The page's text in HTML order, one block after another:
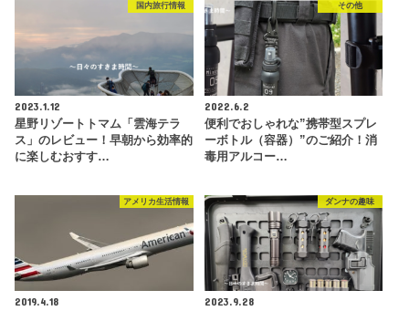
国内旅行情報
2023.1.12
星野リゾートトマム「雲海テラ
ス」のレビュー！早朝から効率的
に楽しむおすす…
その他
2022.6.2
便利でおしゃれな”携帯型スプレ
ーボトル（容器）”のご紹介！消
毒用アルコー…
アメリカ生活情報
2019.4.18
ダンナの趣味
2023.9.28